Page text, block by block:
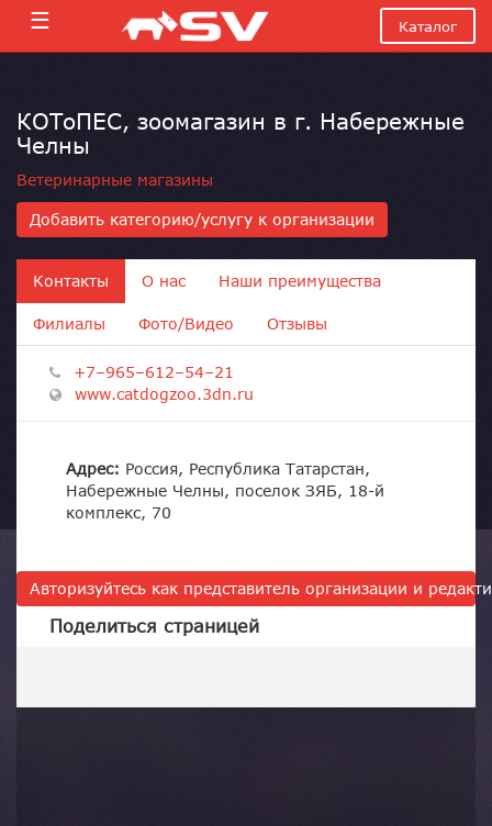
☰ Каталог
КОТоПЕС, зоомагазин в г. Набережные
Челны
Ветеринарные магазины
Добавить категорию/услугу к организации
Контакты О нас Наши преимущества
Филиалы Фото/Видео Отзывы
+7–965–612–54–21
www.catdogzoo.3dn.ru
Адрес: Россия, Республика Татарстан,
Набережные Челны, поселок ЗЯБ, 18-й
комплекс, 70
Авторизуйтесь как представитель организации и
Поделиться страницей